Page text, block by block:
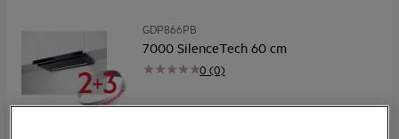
GDP866PB
0 (0)
7000 SilenceTech 60 cm